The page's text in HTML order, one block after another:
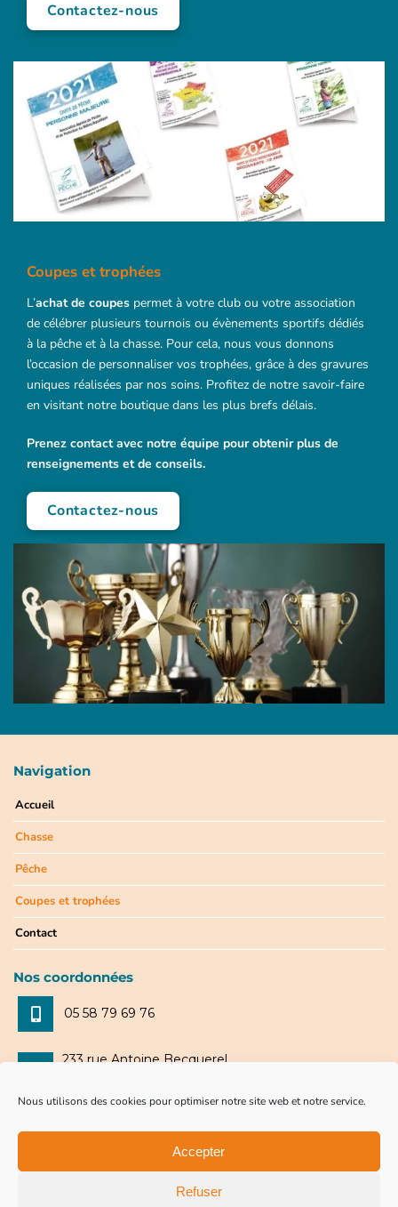
Nous utilisons des cookies pour optimiser notre site web et notre service.
Accepter
Refuser
Contactez-nous
Coupes et trophées
L’achat de coupes permet à votre club ou votre association
de célébrer plusieurs tournois ou évènements sportifs dédiés
à la pêche et à la chasse. Pour cela, nous vous donnons
l’occasion de personnaliser vos trophées, grâce à des gravures
uniques réalisées par nos soins. Profitez de notre savoir-faire
en visitant notre boutique dans les plus brefs délais.
Prenez contact avec notre équipe pour obtenir plus de
renseignements et de conseils.
Contactez-nous
Navigation
Accueil
Chasse
Pêche
Coupes et trophées
Contact
Nos coordonnées
05 58 79 69 76
233 rue Antoine Becquerel